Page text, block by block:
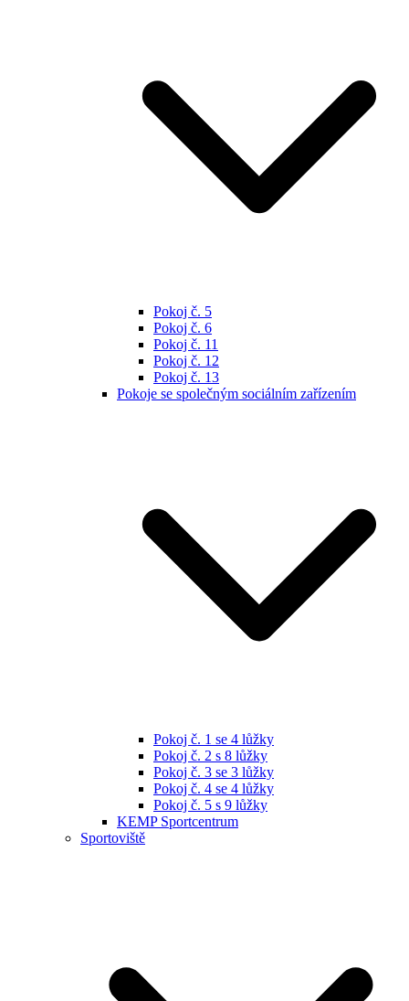
Pokoj č. 5
Pokoj č. 6
Pokoj č. 11
Pokoj č. 12
Pokoj č. 13
Pokoje se společným sociálním zařízením
Pokoj č. 1 se 4 lůžky
Pokoj č. 2 s 8 lůžky
Pokoj č. 3 se 3 lůžky
Pokoj č. 4 se 4 lůžky
Pokoj č. 5 s 9 lůžky
KEMP Sportcentrum
Sportoviště